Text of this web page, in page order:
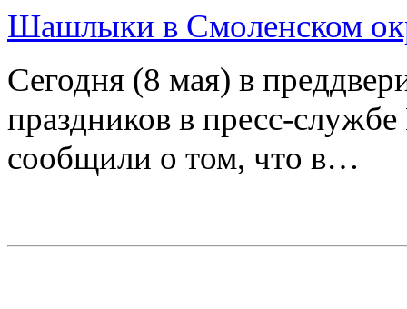
Шашлыки в Смоленском
Сегодня (8 мая) в
праздников в пресс-
сообщили о том, что в…